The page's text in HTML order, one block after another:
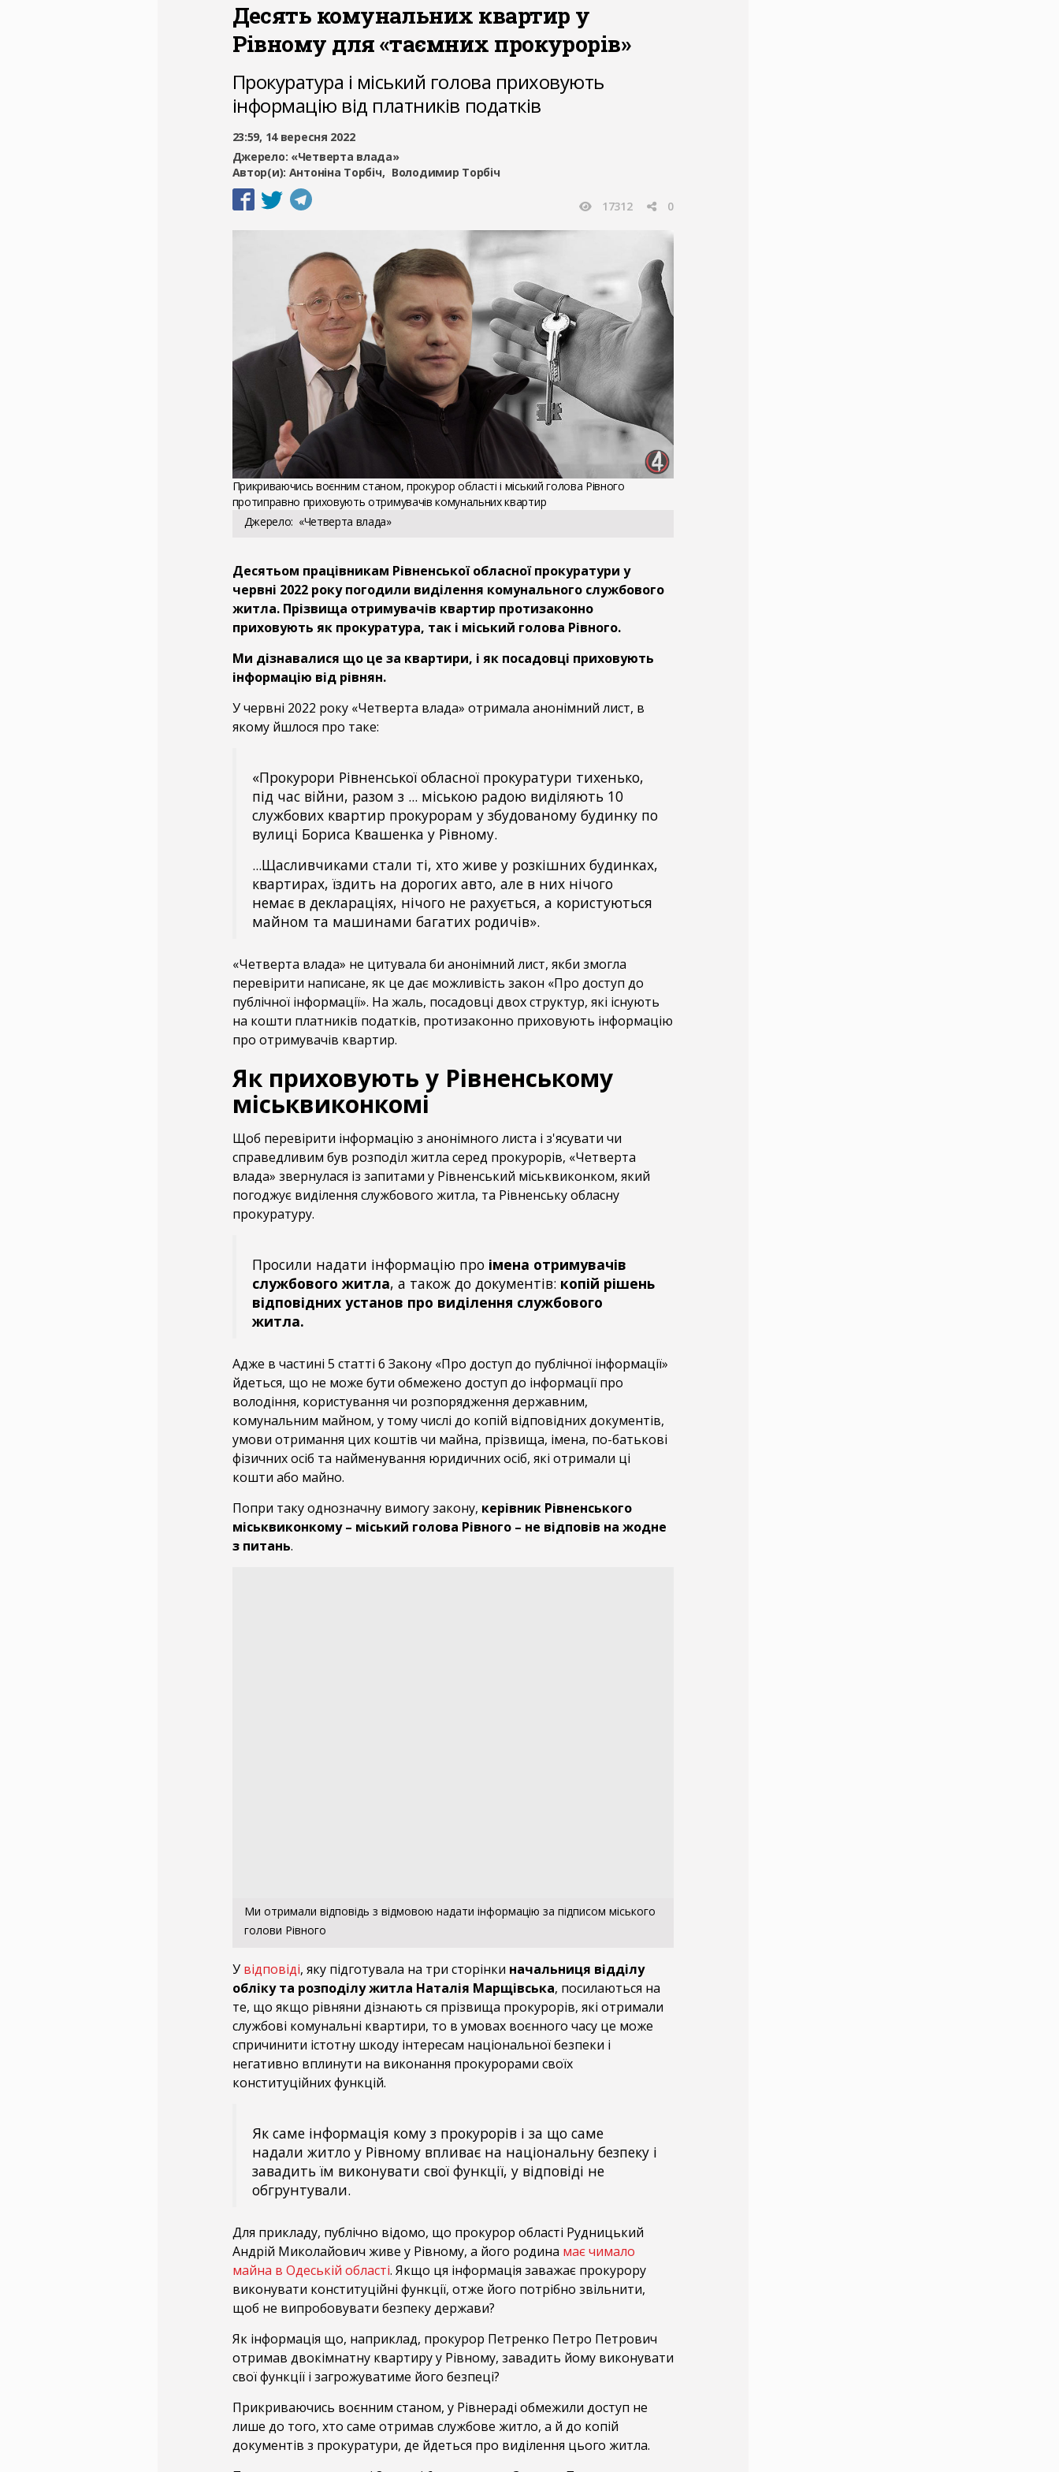
Десять комунальних квартир у
Рівному для «таємних прокурорів»
Прокуратура і міський голова приховують
інформацію від платників податків
23:59, 14 вересня 2022
Джерело: «Четверта влада»
Автор(и): Антоніна Торбіч Володимир Торбіч
17312 0
Прикриваючись воєнним станом, прокурор області і міський голова Рівного
протиправно приховують отримувачів комунальних квартир
Джерело «Четверта влада»
Десятьом працівникам Рівненської обласної прокуратури у
червні 2022 року погодили виділення комунального службового
житла. Прізвища отримувачів квартир протизаконно
приховують як прокуратура, так і міський голова Рівного.
Ми дізнавалися що це за квартири, і як посадовці приховують
інформацію від рівнян.
У червні 2022 року «Четверта влада» отримала анонімний лист, в
якому йшлося про таке:
«Прокурори Рівненської обласної прокуратури тихенько,
під час війни, разом з ... міською радою виділяють 10
службових квартир прокурорам у збудованому будинку по
вулиці Бориса Квашенка у Рівному.
...Щасливчиками стали ті, хто живе у розкішних будинках,
квартирах, їздить на дорогих авто, але в них нічого
немає в деклараціях, нічого не рахується, а користуються
майном та машинами багатих родичів».
«Четверта влада» не цитувала би анонімний лист, якби змогла
перевірити написане, як це дає можливість закон «Про доступ до
публічної інформації». На жаль, посадовці двох структур, які існують
на кошти платників податків, протизаконно приховують інформацію
про отримувачів квартир.
Як приховують у Рівненському
міськвиконкомі
Щоб перевірити інформацію з анонімного листа і з'ясувати чи
справедливим був розподіл житла серед прокурорів, «Четверта
влада» звернулася із запитами у Рівненський міськвиконком, який
погоджує виділення службового житла, та Рівненську обласну
прокуратуру.
Просили надати інформацію про імена отримувачів
службового житла, а також до документів: копій рішень
відповідних установ про виділення службового
житла.
Адже в частині 5 статті 6 Закону «Про доступ до публічної інформації»
йдеться, що не може бути обмежено доступ до інформації про
володіння, користування чи розпорядження державним,
комунальним майном, у тому числі до копій відповідних документів,
умови отримання цих коштів чи майна, прізвища, імена, по-батькові
фізичних осіб та найменування юридичних осіб, які отримали ці
кошти або майно.
Попри таку однозначну вимогу закону, керівник Рівненського
міськвиконкому – міський голова Рівного – не відповів на жодне
з питань.
Ми отримали відповідь з відмовою надати інформацію за підписом міського
голови Рівного
У відповіді, яку підготувала на три сторінки начальниця відділу
обліку та розподілу житла Наталія Марщівська, посилаються на
те, що якщо рівняни дізнають ся прізвища прокурорів, які отримали
службові комунальні квартири, то в умовах воєнного часу це може
спричинити істотну шкоду інтересам національної безпеки і
негативно вплинути на виконання прокурорами своїх
конституційних функцій.
Як саме інформація кому з прокурорів і за що саме
надали житло у Рівному впливає на національну безпеку і
завадить їм виконувати свої функції, у відповіді не
обгрунтували.
Для прикладу, публічно відомо, що прокурор області Рудницький
Андрій Миколайович живе у Рівному, а його родина має чимало
майна в Одеській області. Якщо ця інформація заважає прокурору
виконувати конституційні функції, отже його потрібно звільнити,
щоб не випробовувати безпеку держави?
Як інформація що, наприклад, прокурор Петренко Петро Петрович
отримав двокімнатну квартиру у Рівному, завадить йому виконувати
свої функції і загрожуватиме його безпеці?
Прикриваючись воєнним станом, у Рівнераді обмежили доступ не
лише до того, хто саме отримав службове житло, а й до копій
документів з прокуратури, де йдеться про виділення цього житла.